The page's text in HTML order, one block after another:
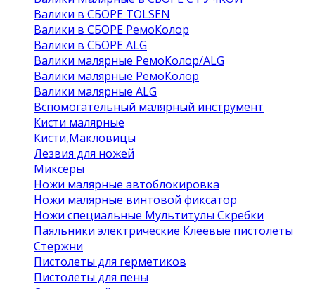
Валики в СБОРЕ TOLSEN
Валики в СБОРЕ РемоКолор
Валики в СБОРЕ ALG
Валики малярные РемоКолор/ALG
Валики малярные РемоКолор
Валики малярные ALG
Вспомогательный малярный инструмент
Кисти малярные
Кисти,Макловицы
Лезвия для ножей
Миксеры
Ножи малярные автоблокировка
Ножи малярные винтовой фиксатор
Ножи специальные Мультитулы Скребки
Паяльники электрические Клеевые пистолеты
Стержни
Пистолеты для герметиков
Пистолеты для пены